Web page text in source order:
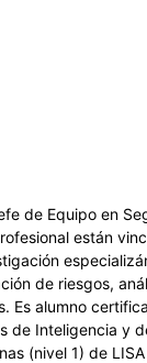
de Equipo en
están
de riesgos,
Es alumno
de Inteligencia y
(nivel 1) de